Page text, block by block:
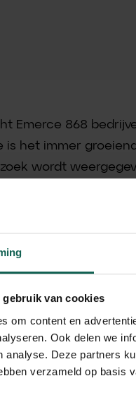
gebruik van cookies
om content en
Ook delen we
analyse. Deze partners
verzameld op basis
Emerce 868
is het immer
wordt
onderzoek hier.
Bas
Adviseur /